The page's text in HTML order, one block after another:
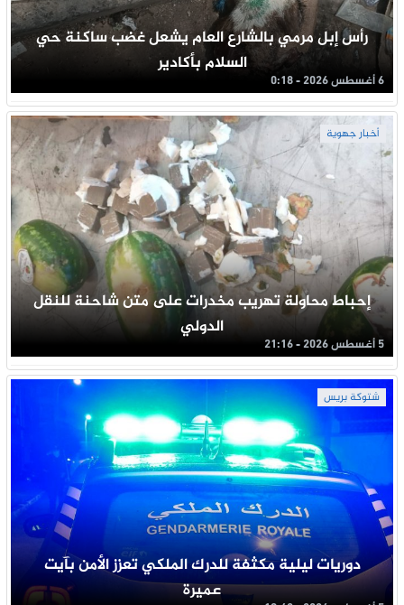
رأس إبل مرمي بالشارع العام يشعل غضب ساكنة حي
السلام بأكادير
6 أغسطس 2026 - 0:18
أخبار جهوية
إحباط محاولة تهريب مخدرات على متن شاحنة للنقل
الدولي
5 أغسطس 2026 - 21:16
شتوكة بريس
دوريات ليلية مكثفة للدرك الملكي تعزز الأمن بآيت
عميرة